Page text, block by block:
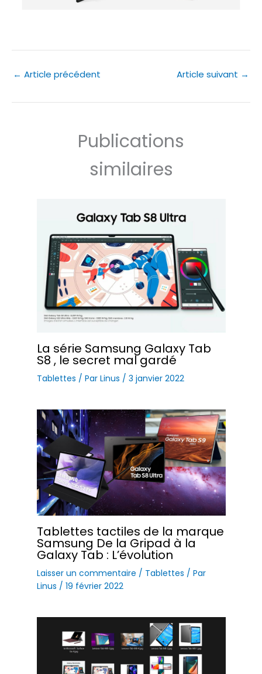
← Article précédent Article suivant →
Publications
similaires
La série Samsung Galaxy Tab
S8 , le secret mal gardé
Tablettes / Par Linus / 3 janvier 2022
Tablettes tactiles de la marque
Samsung De la Gripad à la
Galaxy Tab : L’évolution
Laisser un commentaire / Tablettes / Par
Linus / 19 février 2022